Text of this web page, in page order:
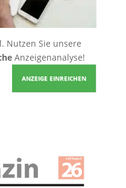
Nutzen Sie unsere
Anzeigenanalyse!
ANZEIGE EINREICHEN